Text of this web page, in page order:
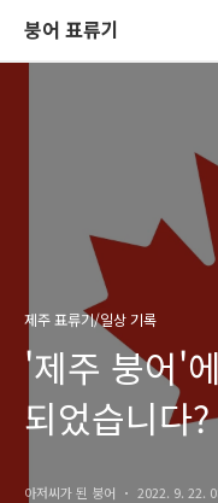
붕어 표류기
제주 표류기/일상 기록
'제주 붕어'
되었습니다?
아저씨가 된 붕어 2022. 9. 22.